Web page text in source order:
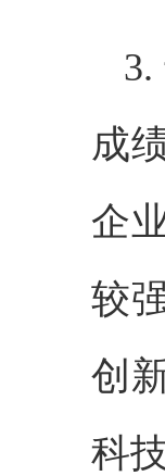
成
企
较
创
科